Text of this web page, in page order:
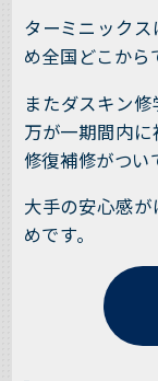
ターミニック
め全国どこから
またダスキン
万が一期間内
修復補修がつい
大手の安心感
めです。